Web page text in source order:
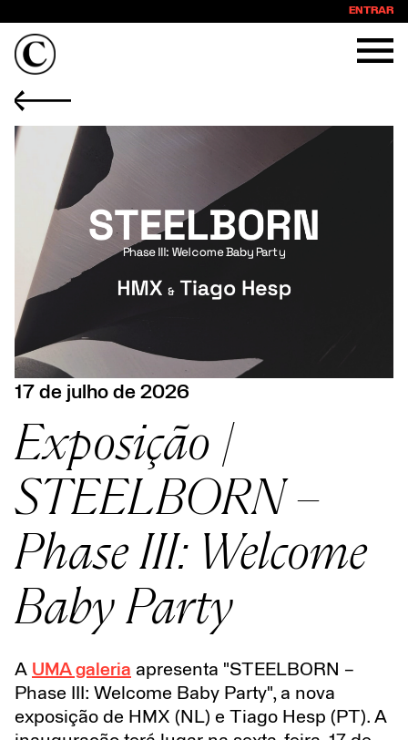
ENTRAR
17 de julho de 2026
Exposição |
STEELBORN –
Phase III: Welcome
Baby Party
A UMA galeria apresenta "STEELBORN –
Phase III: Welcome Baby Party", a nova
exposição de HMX (NL) e Tiago Hesp (PT). A